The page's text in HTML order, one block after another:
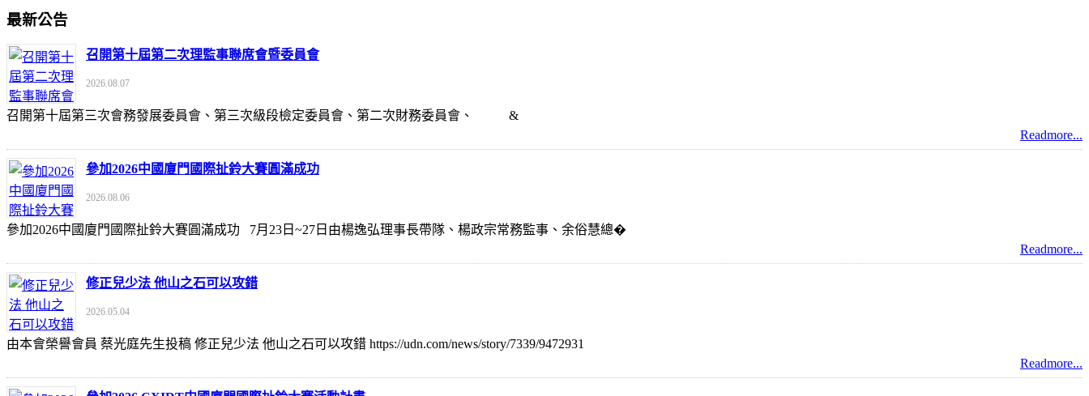
最新公告
召開第十屆第二次理監事聯席會暨委員會
2026.08.07
召開第十屆第三次會務發展委員會、第三次級段檢定委員會、第二次財務委員會、 &
Readmore...
參加2026中國廈門國際扯鈴大賽圓滿成功
2026.08.06
參加2026中國廈門國際扯鈴大賽圓滿成功 7月23日~27日由楊逸弘理事長帶隊、楊政宗常務監事、余俗慧總�
Readmore...
修正兒少法 他山之石可以攻錯
2026.05.04
由本會榮譽會員 蔡光庭先生投稿 修正兒少法 他山之石可以攻錯 https://udn.com/news/story/7339/9472931
Readmore...